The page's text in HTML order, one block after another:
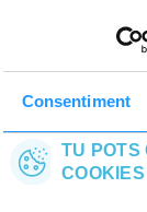
Consentiment
TU POTS
COOKIES